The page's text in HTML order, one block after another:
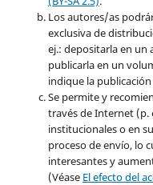
Los autores/as
exclusiva de
ej.: depositarla en
publicarla en un
indique la
Se permite y
través de Internet (p.
institucionales o en
proceso de envío, lo
interesantes y
(Véase El efecto del